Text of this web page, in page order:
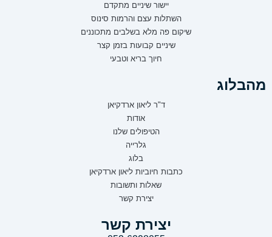
יישור שיניים מתקדם
השתלות עצם והרמות סינוס
שיקום פה מלא בשלבים מתכוננים
שיניים קבועות בזמן קצר
חיוך בריא וטבעי
מהבלוג
ד"ר ליאון ארדקיאן
אודות
הטיפולים שלנו
גלרייה
בלוג
כתבות חיוביות ליאון ארדקיאן
שאלות ותשובות
יצירת קשר
יצירת קשר